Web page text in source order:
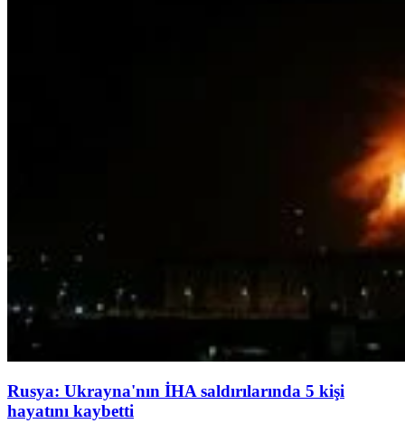
Rusya: Ukrayna'nın İHA saldırılarında 5 kişi
hayatını kaybetti